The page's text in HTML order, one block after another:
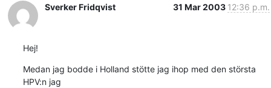
Sverker Fridqvist 31 Mar 2003 12:36 p.m.
Hej!
Medan jag bodde i Holland stötte jag ihop med den största
HPV:n jag